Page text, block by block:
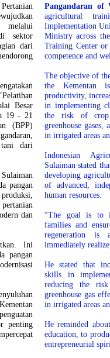
melalui
sektor
dari
Besar
19 - 21
(BPP)
dari
pangan
dan
Ini
pangan
penting
Pangandaran of
agricultural
Implementation
Ministry across
Training Center
competence and
The objective of
the Kementan
productivity,
in implementing
the risk of
greenhouse gases,
in irrigated areas
Indonesian
Sulaiman stated
developing
of advanced,
human resources.
“The goal is to
families and
regeneration is
immediately
He stated that
skills in
reducing the
greenhouse gas
in irrigated areas
He reminded
education, to
entrepreneurial